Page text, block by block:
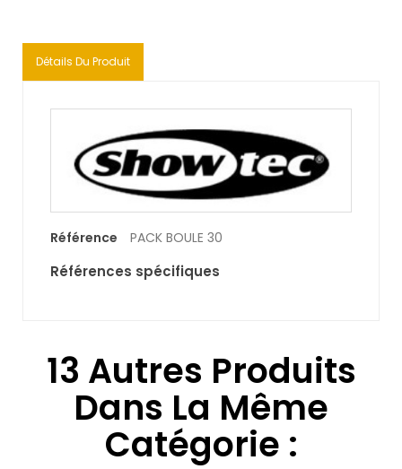
Détails Du Produit
Référence PACK BOULE 30
Références spécifiques
13 Autres Produits
Dans La Même
Catégorie :